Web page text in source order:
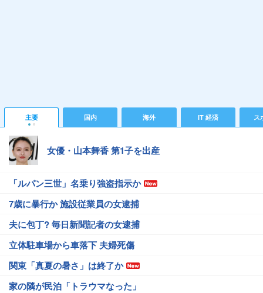
主要 国内 海外 IT 経済 ス
女優・山本舞香 第1子を出産
「ルパン三世」名乗り強盗指示か
7歳に暴行か 施設従業員の女逮捕
夫に包丁? 毎日新聞記者の女逮捕
立体駐車場から車落下 夫婦死傷
関東「真夏の暑さ」は終了か
家の隣が民泊「トラウマなった」